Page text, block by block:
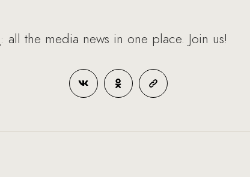
: all the media news in one place. Join us!